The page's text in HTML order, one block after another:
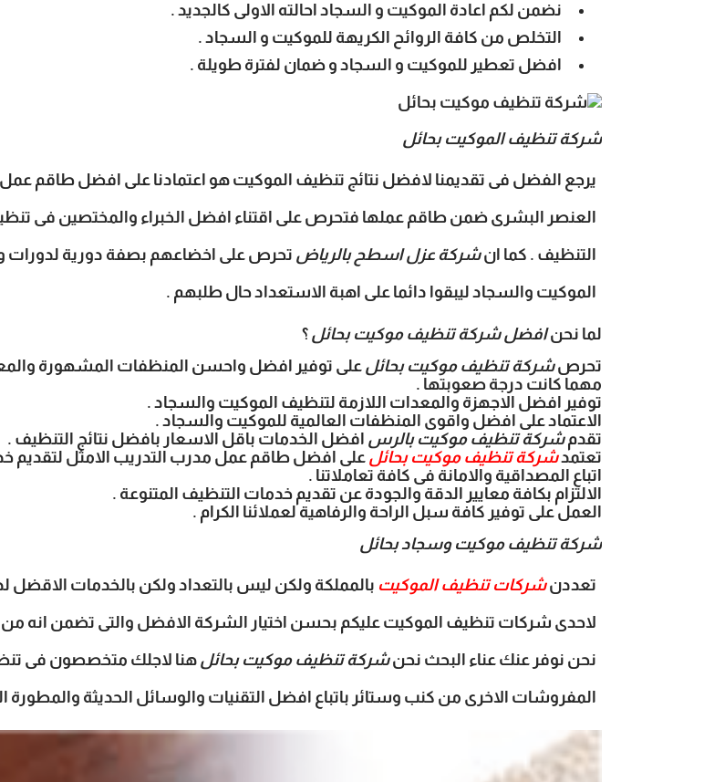
نضمن لكم اعادة الموكيت و السجاد احالته الاولى كالجديد .
التخلص من كافة الروائح الكريهة للموكيت و السجاد .
افضل تعطير للموكيت و السجاد و ضمان لفترة طويلة .
شركة تنظيف الموكيت بحائل
يرجع الفضل فى تقديمنا لافضل نتائج تنظيف الموكيت هو اعتمادنا على افضل طاقم
العنصر البشرى ضمن طاقم عملها فتحرص على اقتناء افضل الخبراء والمختصين فى
التنظيف . كما انشركة عزل اسطح بالرياض تحرص على اخضاعهم بصفة دورية
الموكيت والسجاد ليبقوا دائما على اهبة الاستعداد حال طلبهم .
لما نحنافضل شركة تنظيف موكيت بحائل ؟
تحرصشركة تنظيف موكيت بحائل على توفير افضل واحسن المنظفات المشهورة
مهما كانت درجة صعوبتها .
توفير افضل الاجهزة والمعدات اللازمة لتنظيف الموكيت والسجاد .
الاعتماد على افضل واقوى المنظفات العالمية للموكيت والسجاد .
تقدمشركة تنظيف موكيت بالرس افضل الخدمات باقل الاسعار بافضل نتائج التنظيف .
تعتمدشركة تنظيف موكيت بحائل على افضل طاقم عمل مدرب التدريب الامثل لتقديم
اتباع المصداقية والامانة فى كافة تعاملاتنا .
الالتزام بكافة معايير الدقة والجودة عن تقديم خدمات التنظيف المتنوعة .
العمل على توفير كافة سبل الراحة والرفاهية لعملائنا الكرام .
شركة تنظيف موكيت وسجاد بحائل
تعددنشركات تنظيف الموكيت بالمملكة ولكن ليس بالتعداد ولكن بالخدمات
لاحدى شركات تنظيف الموكيت عليكم بحسن اختيار الشركة الافضل والتى تضمن انه
نحن نوفر عنك عناء البحث نحنشركة تنظيف موكيت بحائل هنا لاجلك متخصصون فى
المفروشات الاخرى من كنب وستائر باتباع افضل التقنيات والوسائل الحديثة